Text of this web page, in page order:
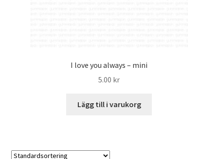
I love you always – mini
5.00 kr
Lägg till i varukorg